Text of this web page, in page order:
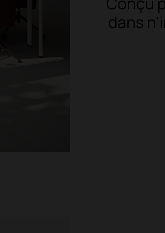
dans